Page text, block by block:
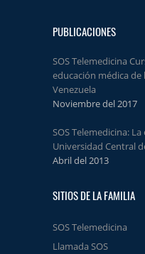
PUBLICACIONES
SOS Telemedicina
educación médica
Venezuela
Noviembre del 2017
SOS Telemedicina:
Universidad Central
Abril del 2013
SITIOS DE LA FAMILIA
SOS Telemedicina
Llamada SOS